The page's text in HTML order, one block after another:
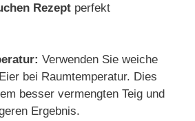
Rezept perfekt
Verwenden Sie weiche
bei Raumtemperatur. Dies
besser vermengten Teig und
Ergebnis.